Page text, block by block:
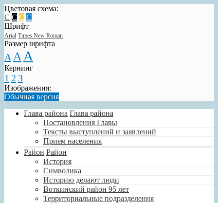
Цветовая схема:
C C C C
Шрифт
Arial Times New Roman
Размер шрифта
A A A
Кернинг
1 2 3
Изображения:
Обычная версия
Глава района Глава района
Постановления Главы
Тексты выступлений и заявлений
Прием населения
Район Район
История
Символика
Историю делают люди
Воткинский район 95 лет
Территориальные подразделения